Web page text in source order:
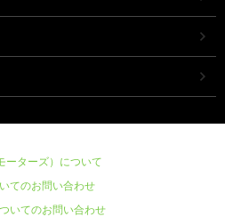
ーターズ）について
てのお問い合わせ
いてのお問い合わせ